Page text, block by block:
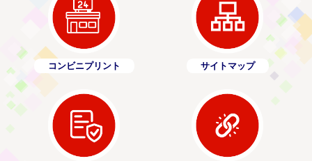
コンビニプリント サイトマップ